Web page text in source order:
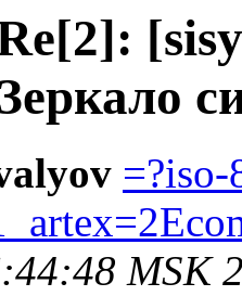
=?iso-
MSK